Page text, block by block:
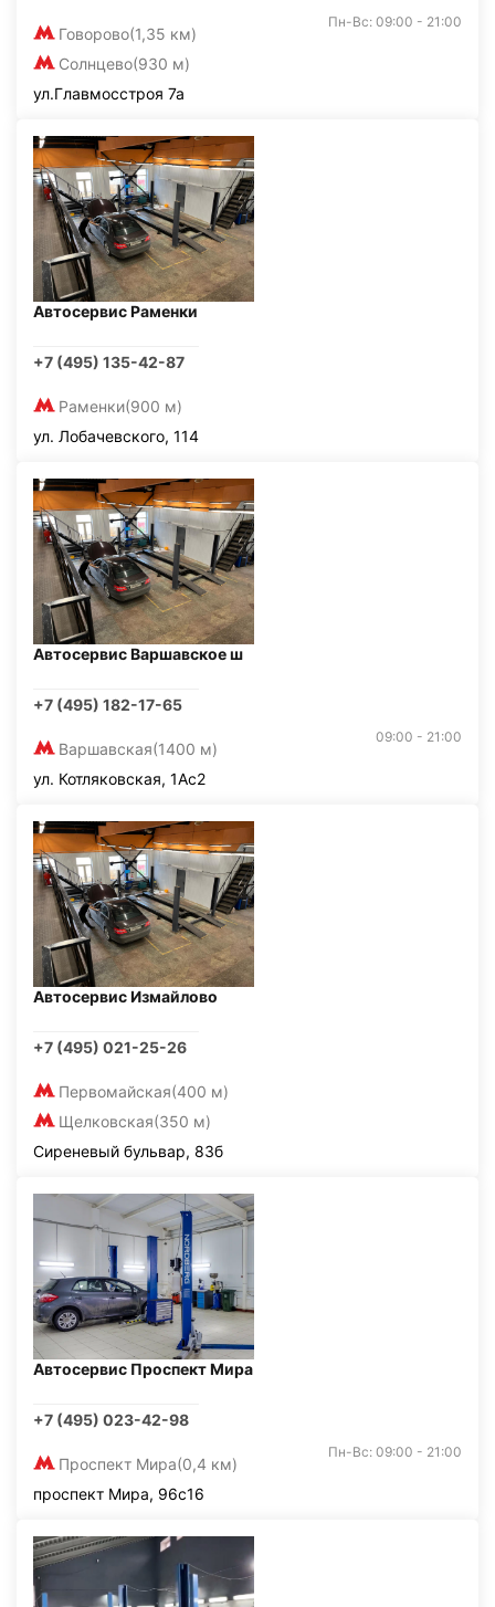
Говорово(1,35 км)
Солнцево(930 м)
Пн-Вс: 09:00 - 21:00
ул.Главмосстроя 7а
Автосервис Раменки
+7 (495) 135-42-87
Раменки(900 м)
ул. Лобачевского, 114
Автосервис Варшавское ш
+7 (495) 182-17-65
Варшавская(1400 м)
09:00 - 21:00
ул. Котляковская, 1Ас2
Автосервис Измайлово
+7 (495) 021-25-26
Первомайская(400 м)
Щелковская(350 м)
Сиреневый бульвар, 83б
Автосервис Проспект Мира
+7 (495) 023-42-98
Проспект Мира(0,4 км)
Пн-Вс: 09:00 - 21:00
проспект Мира, 96с16